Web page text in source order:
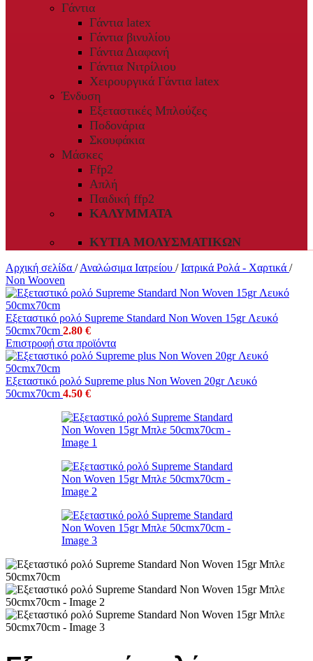
Γάντια
Γάντια latex
Γάντια βινυλίου
Γάντια Διαφανή
Γάντια Νιτρίλιου
Χειρουργικά Γάντια latex
Ένδυση
Εξεταστικές Μπλούζες
Ποδονάρια
Σκουφάκια
Μάσκες
Ffp2
Απλή
Παιδική ffp2
ΚΑΛΎΜΜΑΤΑ
ΚΥΤΊΑ ΜΟΛΥΣΜΑΤΙΚΏΝ
Αρχική σελίδα / Αναλώσιμα Ιατρείου / Ιατρικά Ρολά - Χαρτικά /
Non Wooven
Εξεταστικό ρολό Supreme Standard Non Woven 15gr Λευκό
50cmx70cm 2.80 €
Επιστροφή στα προϊόντα
Εξεταστικό ρολό Supreme plus Non Woven 20gr Λευκό
50cmx70cm 4.50 €